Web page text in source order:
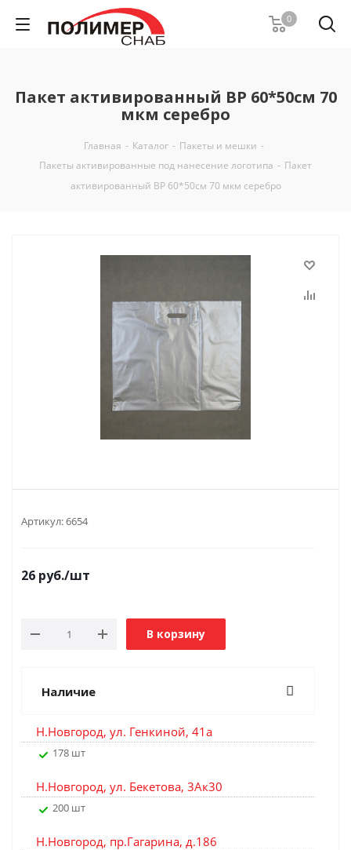
0
Пакет активированный ВР 60*50см 70
мкм серебро
Главная - Каталог - Пакеты и мешки -
Пакеты активированные под нанесение логотипа - Пакет
активированный ВР 60*50см 70 мкм серебро
Артикул:6654
26 руб./шт
В корзину
Наличие
Н.Новгород, ул. Генкиной, 41а
178 шт
Н.Новгород, ул. Бекетова, 3Ак30
200 шт
Н.Новгород, пр.Гагарина, д.186